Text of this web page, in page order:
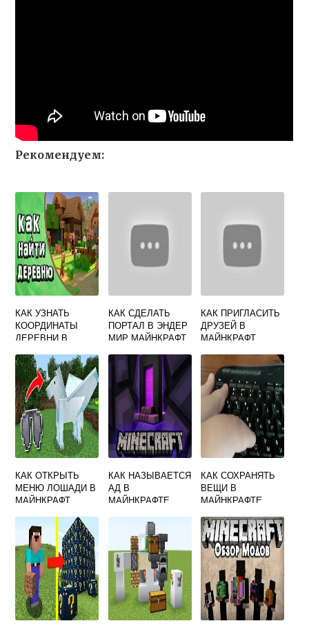
Рекомендуем:
КАК УЗНАТЬ
КООРДИНАТЫ
ДЕРЕВНИ В
КАК СДЕЛАТЬ
ПОРТАЛ В ЭНДЕР
МИР МАЙНКРАФТ
КАК ПРИГЛАСИТЬ
ДРУЗЕЙ В
МАЙНКРАФТ
КАК ОТКРЫТЬ
МЕНЮ ЛОШАДИ В
МАЙНКРАФТ
КАК НАЗЫВАЕТСЯ
АД В
МАЙНКРАФТЕ
КАК СОХРАНЯТЬ
ВЕЩИ В
МАЙНКРАФТЕ